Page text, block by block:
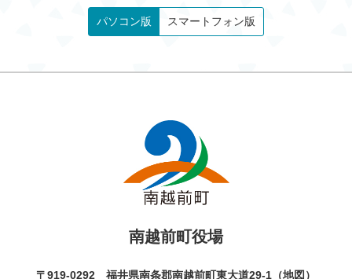
パソコン版 スマートフォン版
南越前町役場
〒919-0292 福井県南条郡南越前町東大道29-1（地図 ）